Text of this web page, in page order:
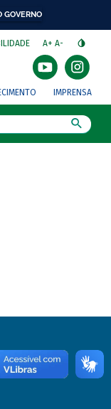
GOVERNO
A+ A-
IMPRENSA